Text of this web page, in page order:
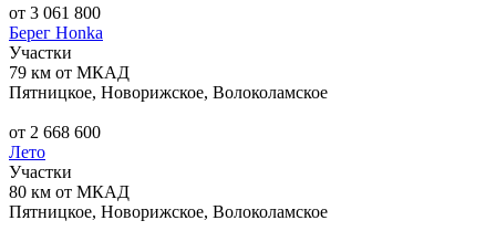
от 3 061 800
Берег Honka
Участки
79 км от МКАД
Пятницкое, Новорижское, Волоколамское
от 2 668 600
Лето
Участки
80 км от МКАД
Пятницкое, Новорижское, Волоколамское